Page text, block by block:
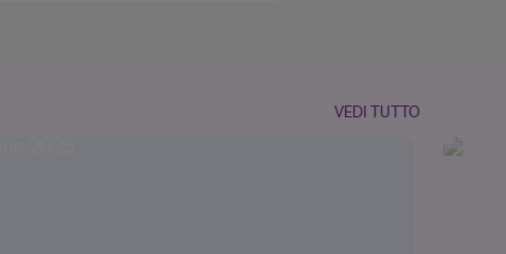
VEDI TUTTO